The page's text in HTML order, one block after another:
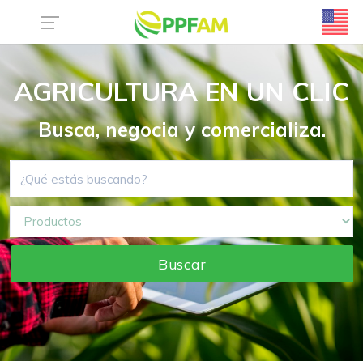
AGRICULTURA EN UN CLIC
Busca, negocia y comercializa.
Buscar